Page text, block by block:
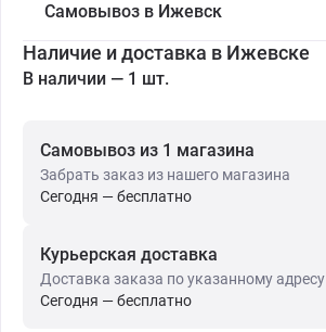
Самовывоз в Ижевск
Наличие и доставка в Ижевске
В наличии — 1 шт.
Самовывоз из 1 магазина
Забрать заказ из нашего магазина
Сегодня — бесплатно
Курьерская доставка
Доставка заказа по указанному адресу
Сегодня — бесплатно